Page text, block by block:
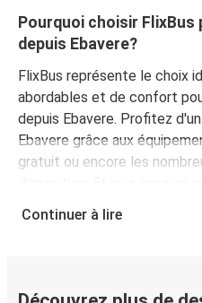
Pourquoi choisir
depuis Ebavere?
FlixBus représente le choix
abordables et de confort
depuis Ebavere. Profitez
Ebavere grâce aux
gratuit ou encore les
même choisir votre siège
Continuer à lire